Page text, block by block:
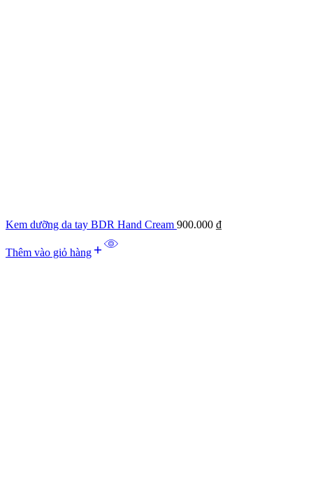
Kem dưỡng da tay BDR Hand Cream 900.000 ₫
Thêm vào giỏ hàng